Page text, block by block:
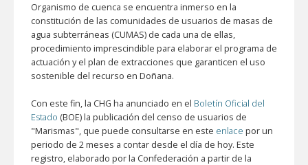
Organismo de cuenca se encuentra inmerso en la
constitución de las comunidades de usuarios de masas de
agua subterráneas (CUMAS) de cada una de ellas,
procedimiento imprescindible para elaborar el programa de
actuación y el plan de extracciones que garanticen el uso
sostenible del recurso en Doñana.
Con este fin, la CHG ha anunciado en el Boletín Oficial del
Estado (BOE) la publicación del censo de usuarios de
"Marismas", que puede consultarse en este enlace por un
periodo de 2 meses a contar desde el día de hoy. Este
registro, elaborado por la Confederación a partir de la